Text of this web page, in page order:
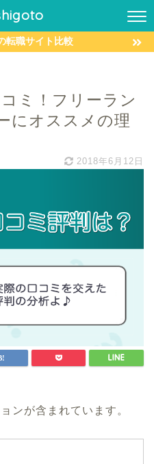
転職サイト比較
ミ！フリーラン
にオススメの理
2018年6月12日
ンが含まれています。